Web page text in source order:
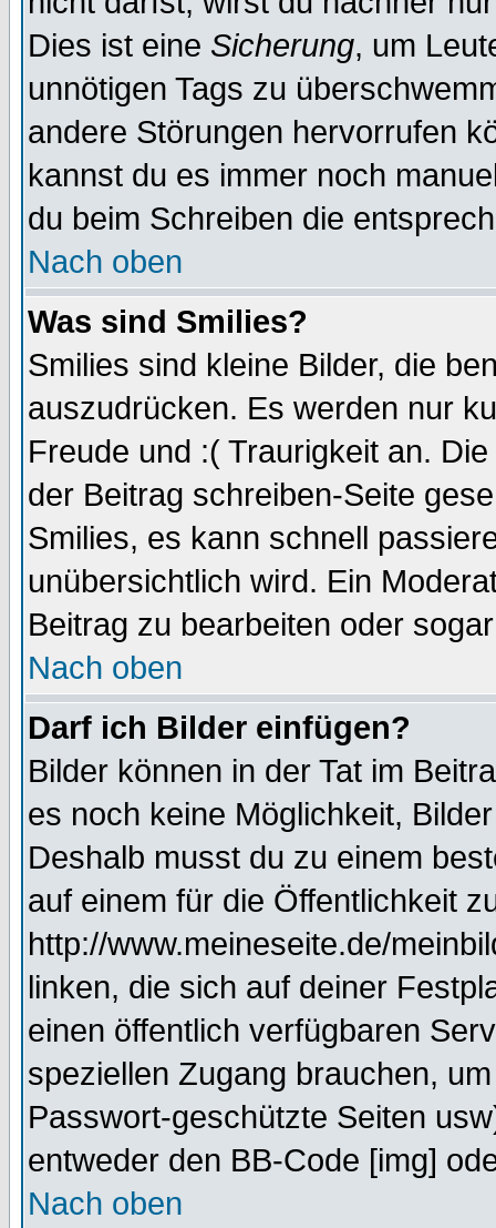
Dies ist eine Sicherung, um
unnötigen Tags zu
andere Störungen hervorrufen
kannst du es immer noch
du beim Schreiben die
Nach oben
Was sind Smilies?
Smilies sind kleine Bilder, die
auszudrücken. Es werden nur
Freude und :( Traurigkeit an.
der Beitrag schreiben-Seite
Smilies, es kann schnell
unübersichtlich wird. Ein
Beitrag zu bearbeiten oder
Nach oben
Darf ich Bilder einfügen?
Bilder können in der Tat im
es noch keine Möglichkeit,
Deshalb musst du zu einem
auf einem für die Öffentlichkeit
http://www.meineseite.de/
linken, die sich auf deiner
einen öffentlich verfügbaren
speziellen Zugang brauchen,
Passwort-geschützte Seiten
entweder den BB-Code [img]
Nach oben